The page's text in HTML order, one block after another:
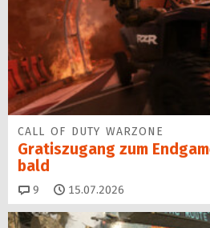
CALL OF DUTY WARZONE
Gratiszugang zum
bald
9 Kommentare
15.07.2026